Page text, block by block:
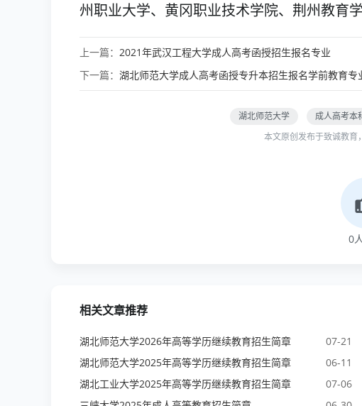
州职业大学、黄冈职业技术学院、荆州教育
上一篇： 2021年武汉工程大学成人高考函授招生报名专业
下一篇： 湖北师范大学成人高考函授专升本招生报名学前教育专
湖北师范大学 成人高考本
本文原创发布于致诚教育
0
相关文章推荐
07-21
湖北师范大学2026年高等学历继续教育招生简章
06-11
湖北师范大学2025年高等学历继续教育招生简章
07-06
湖北工业大学2025年高等学历继续教育招生简章